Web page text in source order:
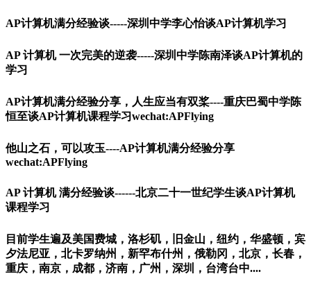
AP计算机满分经验谈-----深圳中学李心怡谈AP计算机学习
AP 计算机 一次完美的逆袭-----深圳中学陈南泽谈AP计算机的
学习
AP计算机满分经验分享，人生应当有双桨----重庆巴蜀中学陈
恒至谈AP计算机课程学习wechat:APFlying
他山之石，可以攻玉----AP计算机满分经验分享
wechat:APFlying
AP 计算机 满分经验谈------北京二十一世纪学生谈AP计算机
课程学习
目前学生遍及美国费城，洛杉矶，旧金山，纽约，华盛顿，宾
夕法尼亚，北卡罗纳州，新罕布什州，俄勒冈，北京，长春，
重庆，南京，成都，济南，广州，深圳，台湾台中....